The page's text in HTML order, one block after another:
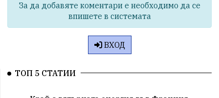
За да добавяте коментари е необходимо да се
впишете в системата
ВХОД
ТОП 5 СТАТИИ